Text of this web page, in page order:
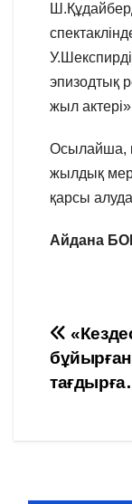
эпизодтық
жыл
Осылайша,
жылдық
қарсы
Айдана
по
бұйырған